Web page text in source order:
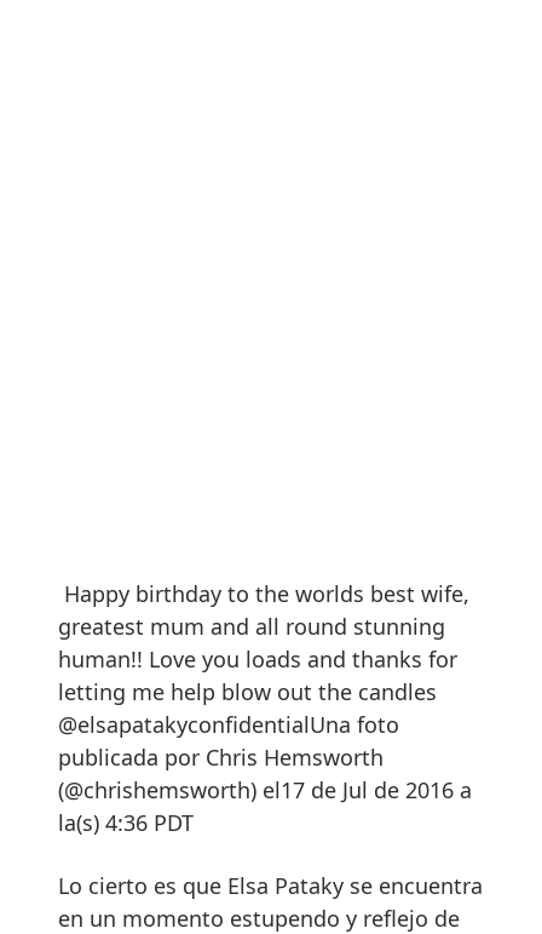
Happy birthday to the worlds best wife,
greatest mum and all round stunning
human!! Love you loads and thanks for
letting me help blow out the candles
@elsapatakyconfidentialUna foto
publicada por Chris Hemsworth
(@chrishemsworth) el17 de Jul de 2016 a
la(s) 4:36 PDT
Lo cierto es que Elsa Pataky se encuentra
en un momento estupendo y reflejo de